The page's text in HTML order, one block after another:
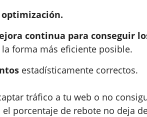
continua para conseguir
forma más eficiente posible.
estadísticamente correctos.
tráfico a tu web o no
porcentaje de rebote no deja